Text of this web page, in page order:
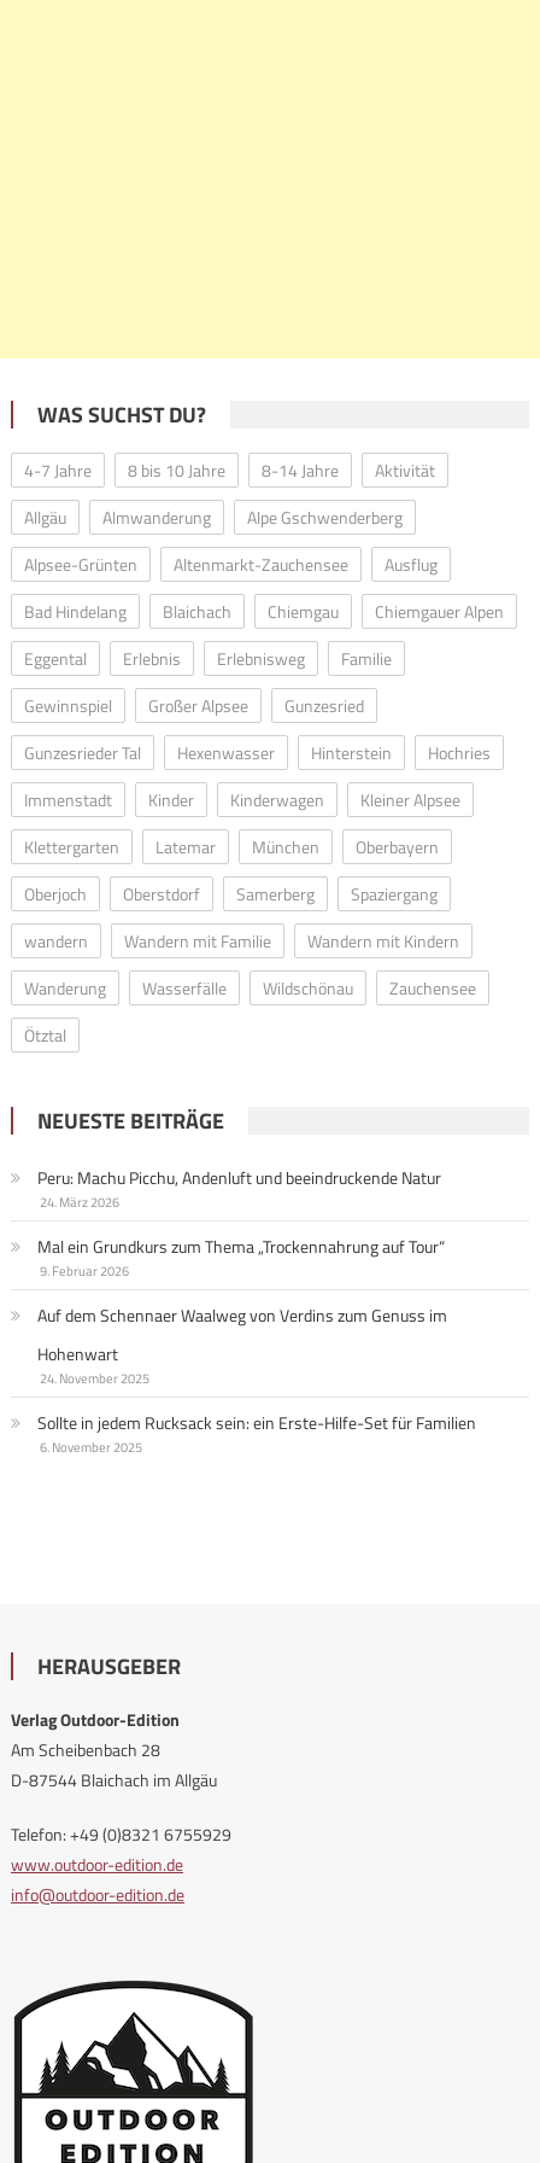
WAS SUCHST DU?
4-7 Jahre 8 bis 10 Jahre 8-14 Jahre
Aktivität
Allgäu
Almwanderung
Alpe Gschwenderberg
Alpsee-Grünten
Altenmarkt-Zauchensee
Ausflug
Bad Hindelang
Blaichach Chiemgau
Chiemgauer Alpen
Eggental
Erlebnis Erlebnisweg
Familie
Gewinnspiel
Großer Alpsee
Gunzesried
Gunzesrieder Tal
Hexenwasser Hinterstein
Hochries
Immenstadt
Kinder Kinderwagen
Kleiner Alpsee
Klettergarten
Latemar München
Oberbayern
Oberjoch
Oberstdorf Samerberg
Spaziergang
wandern
Wandern mit Familie
Wandern mit Kindern
Wanderung
Wasserfälle Wildschönau
Zauchensee
Ötztal
NEUESTE BEITRÄGE
Peru: Machu Picchu, Andenluft und beeindruckende Natur
24. März 2026
Mal ein Grundkurs zum Thema „Trockennahrung auf Tour“
9. Februar 2026
Auf dem Schennaer Waalweg von Verdins zum Genuss im
Hohenwart
24. November 2025
Sollte in jedem Rucksack sein: ein Erste-Hilfe-Set für Familien
6. November 2025
HERAUSGEBER
Verlag Outdoor-Edition
Am Scheibenbach 28
D-87544 Blaichach im Allgäu
Telefon: +49 (0)8321 6755929
www.outdoor-edition.de
info@outdoor-edition.de